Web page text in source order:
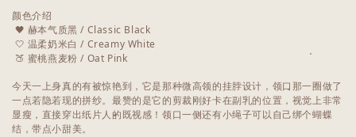
颜色介绍
🖤 赫本气质黑 / Classic Black
🤍 温柔奶米白 / Creamy White
🍑 蜜桃燕麦粉 / Oat Pink
今天一上身真的有被惊艳到，它是那种微高领的挂脖设计，领口那一圈做了
一点若隐若现的拼纱。最赞的是它的剪裁刚好卡在副乳的位置，视觉上非常
显瘦，直接穿出纸片人的既视感！领口一侧还有小绳子可以自己绑个蝴蝶
结，带点小甜美。